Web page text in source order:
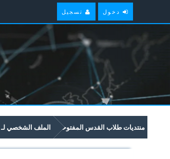
دخول تسجيل
منتديات طلاب القدس المفتوحة الملف الشخصي لـ HASSAN AWAD